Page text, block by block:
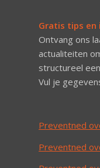
Gratis tips en
Ontvang ons
actualiteiten
structureel
Vul je
Preventned
Preventned